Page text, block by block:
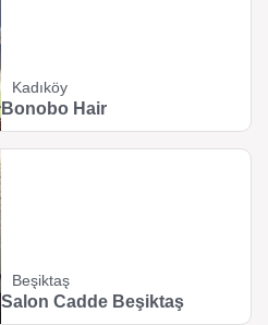
Kadıköy
Bonobo Hair
Beşiktaş
Salon Cadde Beşiktaş